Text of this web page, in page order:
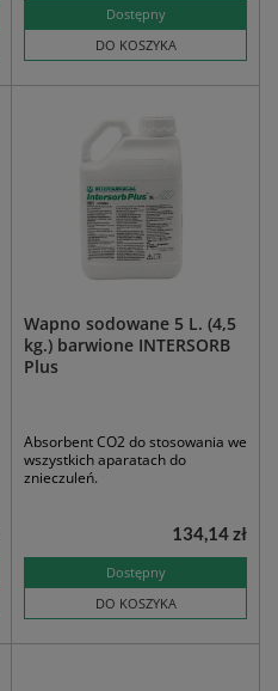
Dostępny
DO KOSZYKA
Wapno sodowane 5 L. (4,5
kg.) barwione INTERSORB
Plus
Absorbent CO2 do stosowania we
wszystkich aparatach do
znieczuleń.
Dostępny
DO KOSZYKA
134,14 zł